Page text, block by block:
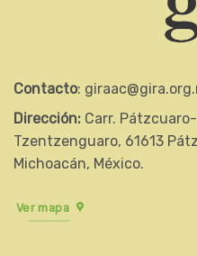
Contacto:
Dirección: Carr.
Tzentzenguaro, 61613
Michoacán, México.
Ver mapa